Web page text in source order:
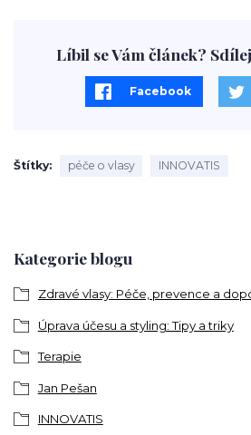
Kategorie blogu
Zdravé vlasy: Péče, prevence a
Úprava účesu a styling: Tipy a triky
Terapie
Jan Pešan
INNOVATIS
Líbil se Vám článek?
Facebook
Štítky péče o vlasy INNOVATIS